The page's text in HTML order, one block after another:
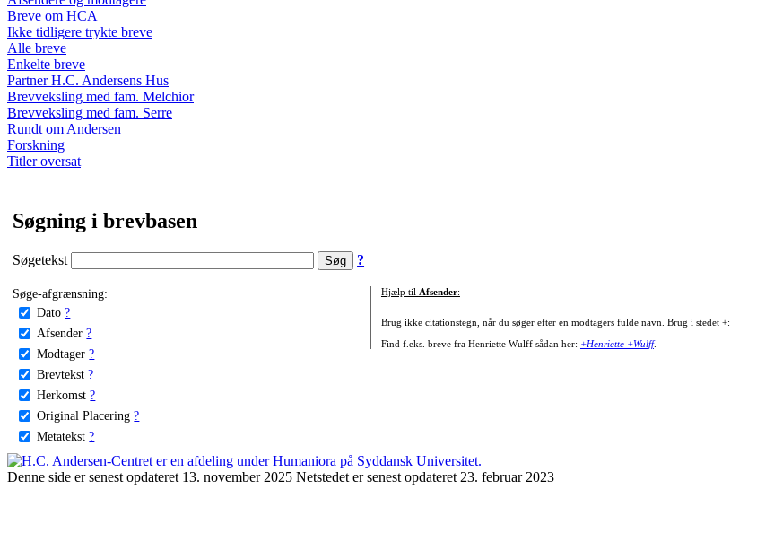
Breve om HCA
Ikke tidligere trykte breve
Alle breve
Enkelte breve
Partner H.C. Andersens Hus
Brevveksling med fam. Melchior
Brevveksling med fam. Serre
Rundt om Andersen
Forskning
Titler oversat
Søgning i brevbasen
Søgetekst ?
Søge-afgrænsning:
Dato ?
Afsender ?
Modtager ?
Brevtekst ?
Herkomst ?
Original Placering ?
Metatekst ?
Hjælp til Afsender:
Brug ikke citationstegn, når du søger efter en modtagers fulde navn. Brug i stedet +:
Find f.eks. breve fra Henriette Wulff sådan her: +Henriette +Wulff.
Denne side er senest opdateret 13. november 2025 Netstedet er senest opdateret 23. februar 2023